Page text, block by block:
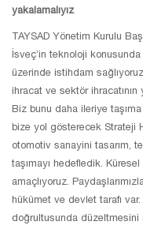
yakalamalıyız
TAYSAD Yönetim Kurulu
İsveç’in teknoloji
üzerinde istihdam
ihracat ve sektör ihracatının
Biz bunu daha ileriye
bize yol gösterecek Strateji
otomotiv sanayini tasarım,
taşımayı hedefledik.
amaçlıyoruz.
hükümet ve devlet tarafı
doğrultusunda